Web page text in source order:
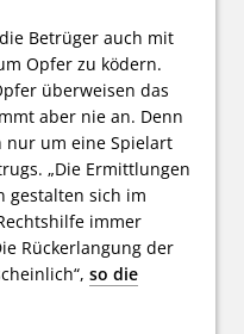
Betrüger auch mit
Opfer zu ködern.
überweisen das
aber nie an. Denn
nur um eine Spielart
„Die Ermittlungen
gestalten sich im
immer
Rückerlangung der
so die